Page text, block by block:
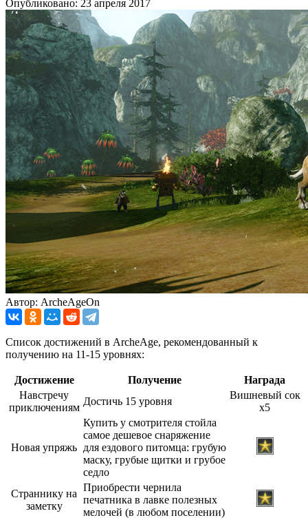
Опубликовано: 23 апреля 2017
Автор: ArcheAgeOn
Список достижений в ArcheAge, рекомендованный к
получению на 11-15 уровнях:
Достижение Получение
Награда
Навстречу
приключениям
Достичь 15 уровня
Вишневый сок
х5
Новая упряжь
Купить у смотрителя стойла
самое дешевое снаряжение
для ездового питомца: грубую
маску, грубые щитки и грубое
седло
Страннику на
заметку
Приобрести чернила
печатника в лавке полезных
мелочей (в любом поселении)